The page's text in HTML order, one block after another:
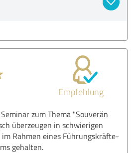
Empfehlung
zum Thema "Souverän
überzeugen in schwierigen
Rahmen eines Führungskräfte-
gehalten.